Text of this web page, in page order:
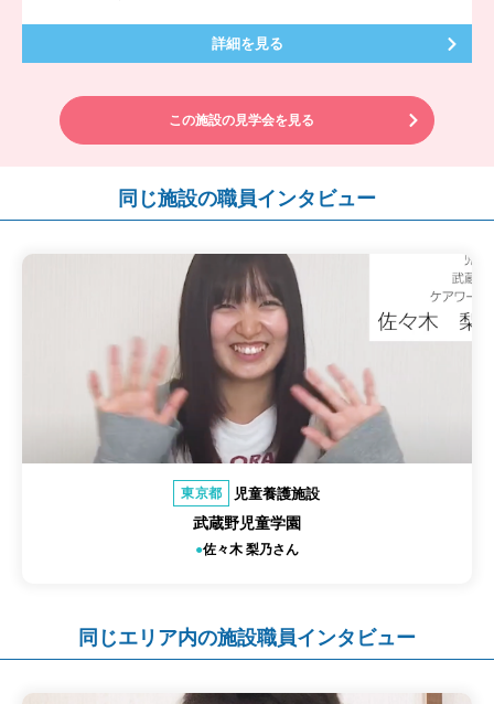
詳細を見る
この施設の見学会を見る
同じ施設の職員インタビュー
東京都 児童養護施設
武蔵野児童学園
佐々木 梨乃さん
同じエリア内の施設職員インタビュー